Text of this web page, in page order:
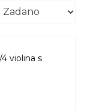
violina s